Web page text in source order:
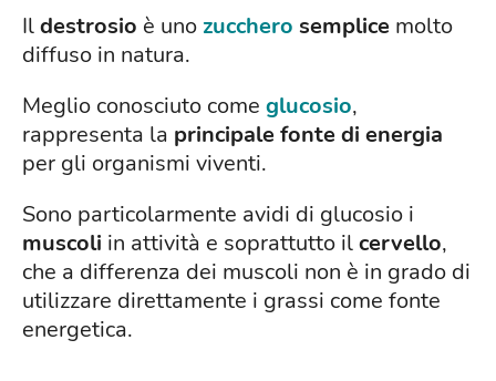
Ildestrosio è uno zucchero semplice molto
diffuso in natura.
Meglio conosciuto come glucosio,
rappresenta la principale fonte di energia
per gli organismi viventi.
Sono particolarmente avidi di glucosio i
muscoli in attività e soprattutto ilcervello,
che a differenza dei muscoli non è in grado di
utilizzare direttamente i grassi come fonte
energetica.